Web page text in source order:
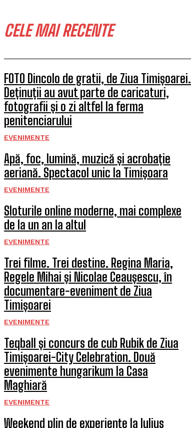
CELE MAI RECENTE
FOTO Dincolo de gratii, de Ziua Timișoarei.
Deținuții au avut parte de caricaturi,
fotografii și o zi altfel la ferma
penitenciarului
EVENIMENTE
Apă, foc, lumină, muzică și acrobație
aeriană. Spectacol unic la Timișoara
EVENIMENTE
Sloturile online moderne, mai complexe
de la un an la altul
EVENIMENTE
Trei filme. Trei destine. Regina Maria,
Regele Mihai și Nicolae Ceaușescu, în
documentare-eveniment de Ziua
Timișoarei
EVENIMENTE
Teqball și concurs de cub Rubik de Ziua
Timișoarei-City Celebration. Două
evenimente hungarikum la Casa
Maghiară
EVENIMENTE
Weekend plin de experiențe la Iulius